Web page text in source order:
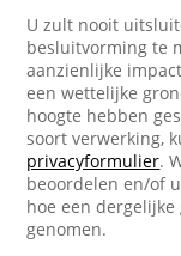
U zult nooit
besluitvorming te
aanzienlijke
een wettelijke
hoogte hebben
soort verwerking,
privacyformulier.
beoordelen en/of
hoe een
genomen.